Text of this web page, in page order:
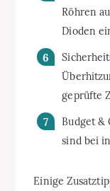
Röhren
Dioden
geprüfte
Budget &
sind bei
Einige